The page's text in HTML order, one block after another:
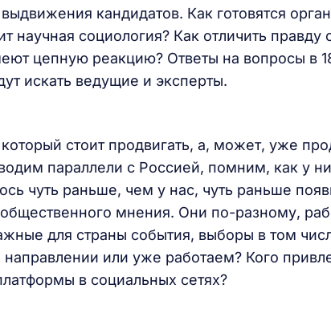
кандидатов. Как готовятся
научная социология? Как отличить правду
цепную реакцию? Ответы на вопросы в
искать ведущие и эксперты.
стоит продвигать, а, может, уже
параллели с Россией, помним, как у
чуть раньше, чем у нас, чуть раньше
мнения. Они по-разному,
для страны события, выборы в том
направлении или уже работаем? Кого
в социальных сетях?